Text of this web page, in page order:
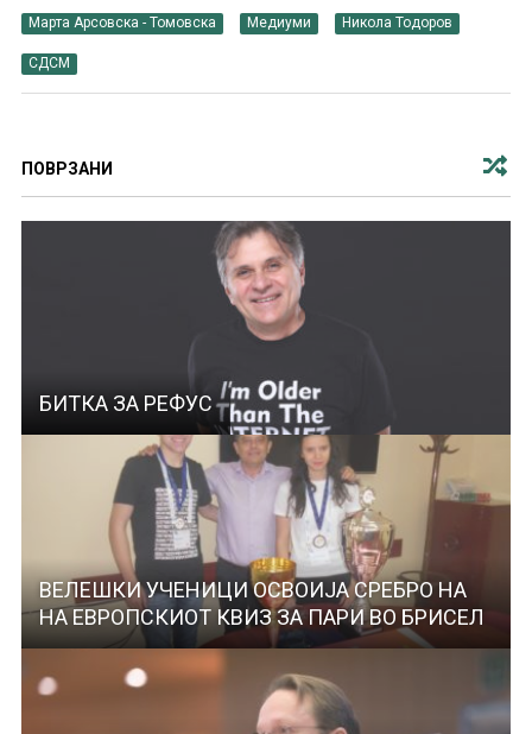
Марта Арсовска - Томовска Медиуми Никола Тодоров
СДСМ
ПОВРЗАНИ
БИТКА ЗА РЕФУС
ВЕЛЕШКИ УЧЕНИЦИ ОСВОИЈА СРЕБРО НА
НА ЕВРОПСКИОТ КВИЗ ЗА ПАРИ ВО БРИСЕЛ